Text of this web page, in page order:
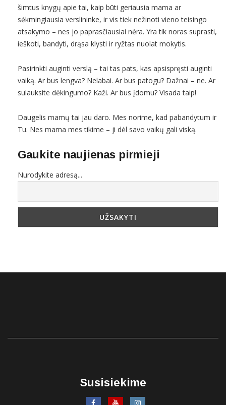
šimtus knygų apie tai, kaip būti geriausia mama ar
sėkmingiausia verslininke, ir vis tiek nežinoti vieno teisingo
atsakymo – nes jo paprasčiausiai nėra. Yra tik noras suprasti,
ieškoti, bandyti, drąsa klysti ir ryžtas nuolat mokytis.
Pasirinkti auginti verslą – tai tas pats, kas apsispręsti auginti
vaiką. Ar bus lengva? Nelabai. Ar bus patogu? Dažnai – ne. Ar
sulauksite dėkingumo? Kaži. Ar bus įdomu? Visada taip!
Daugelis mamų tai jau daro. Mes norime, kad pabandytum ir
Tu. Nes mama mes tikime – ji dėl savo vaikų gali viską.
Gaukite naujienas pirmieji
Nurodykite adresą...
Susisiekime